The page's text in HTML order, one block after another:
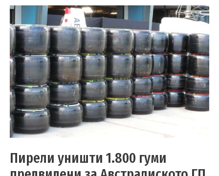
Пирели уништи 1.800 гуми